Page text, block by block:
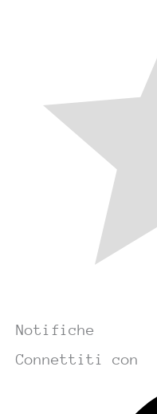
Notifiche
Connettiti con